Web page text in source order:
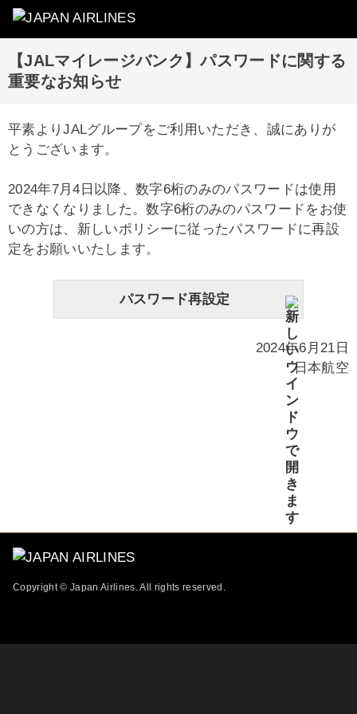
【JALマイレージバンク】パスワードに関する
重要なお知らせ
平素よりJALグループをご利用いただき、誠にありが
とうございます。
2024年7月4日以降、数字6桁のみのパスワードは使用
できなくなりました。数字6桁のみのパスワードをお使
いの方は、新しいポリシーに従ったパスワードに再設
定をお願いいたします。
パスワード再設定
2024年6月21日
日本航空
Copyright © Japan Airlines. All rights reserved.